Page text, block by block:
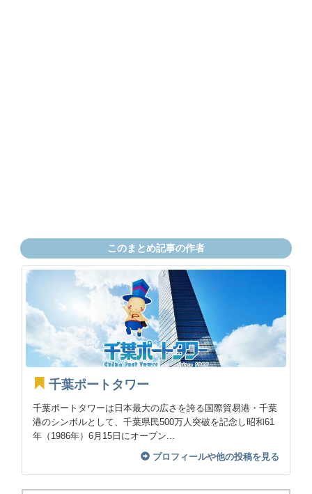
このまとめ記事の作者
千葉ポートタワー
千葉ポートタワーは日本最大の広さを誇る国際貿易港・千葉
港のシンボルとして、千葉県民500万人突破を記念し昭和61
年（1986年）6月15日にオープン...
プロフィールや他の投稿を見る